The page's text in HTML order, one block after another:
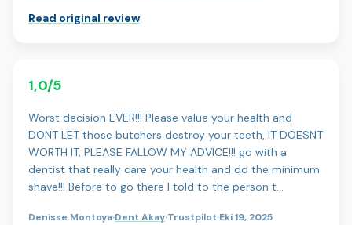
Read original review
1,0/5
Worst decision EVER!!! Please value your health and
DONT LET those butchers destroy your teeth, IT DOESNT
WORTH IT, PLEASE FALLOW MY ADVICE!!! go with a
dentist that really care your health and do the minimum
shave!!! Before to go there I told to the person t…
Denisse Montoya·Dent Akay·Trustpilot·Eki 19, 2025